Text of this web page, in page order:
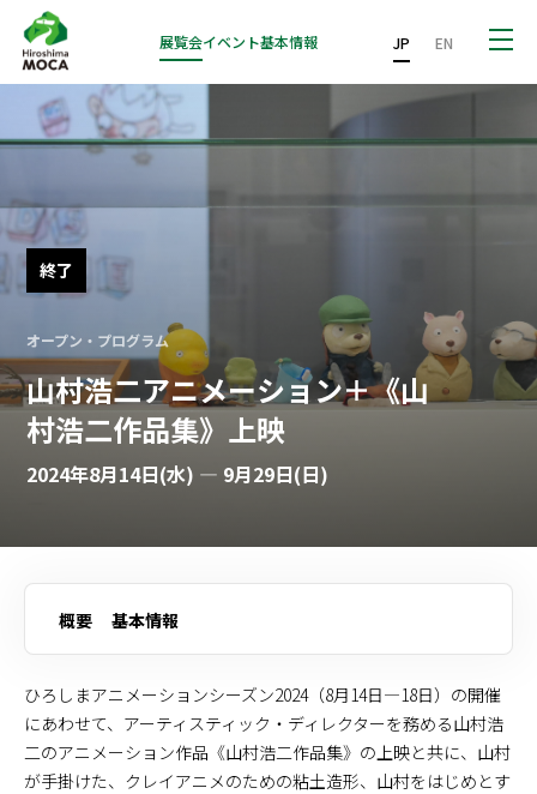
展覧会イベント基本情報 JP EN
終了
オープン・プログラム
山村浩二アニメーション＋《山
村浩二作品集》上映
2024年8月14日(水) — 9月29日(日)
概要 基本情報
ひろしまアニメーションシーズン2024（8月14日—18日）の開催
にあわせて、アーティスティック・ディレクターを務める山村浩
二のアニメーション作品《山村浩二作品集》の上映と共に、山村
が手掛けた、クレイアニメのための粘土造形、山村をはじめとす